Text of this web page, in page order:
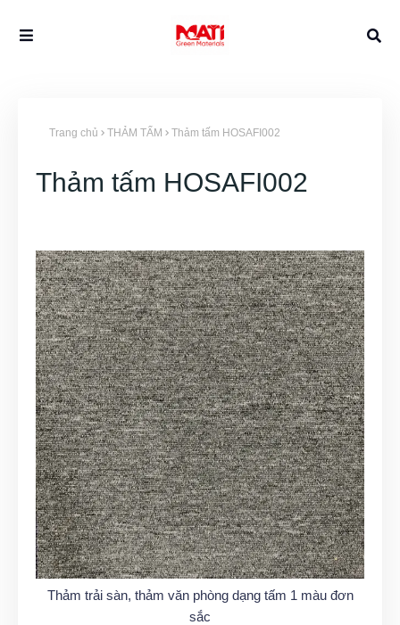
Trang chủ THẢM TẤM Thảm tấm HOSAFI002
Thảm tấm HOSAFI002
Thảm trải sàn, thảm văn phòng dạng tấm 1 màu đơn
sắc